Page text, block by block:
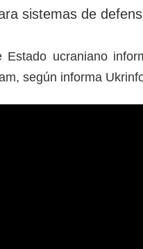
sistemas de
Estado ucraniano
según informa